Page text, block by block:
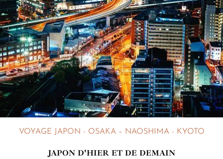
VOYAGE JAPON - OSAKA – NAOSHIMA - KYOTO
JAPON D'HIER ET DE DEMAIN